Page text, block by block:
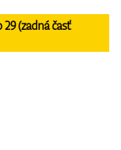
(zadná časť